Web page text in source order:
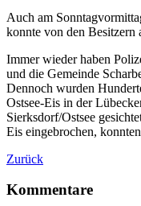
Auch am
konnte von den Besitzern
Immer wieder haben
und die Gemeinde
Dennoch wurden
Ostsee-Eis in der
Sierksdorf/Ostsee
Eis eingebrochen,
Zurück
Kommentare